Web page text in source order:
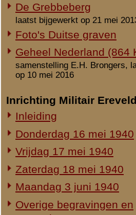
Zaterdag 18 mei 1940
Maandag 3 juni 1940
opgravingen
Onbekende en vermiste militairen
Gesneuvelden elders begraven
Foto's berging en identificatie
Monument 8 R.I. (2010-heden)
Monument gevallenen zonder
aanwijsbaar graf
Duitse begravingen 1940-1945
Herdenking 8 R.I. 2e Pinksterdag
2e Pinksterdag 2005
2e Pinksterdag 2004
2e Pinksterdag 2003
2e Pinksterdag 1999 - 2002